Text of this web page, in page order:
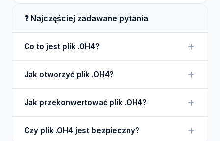
❓ Najczęściej zadawane pytania
Co to jest plik .OH4?
Overhoor, który zawiera listy słówek lub innych
materiałów edukacyjnych.
Jak otworzyć plik .OH4?
Overhoor, który jest dedykowany do nauki
języków.
Jak przekonwertować plik .OH4?
z opcji eksportu lub konwersji w programie
Czy plik .OH4 jest bezpieczny?